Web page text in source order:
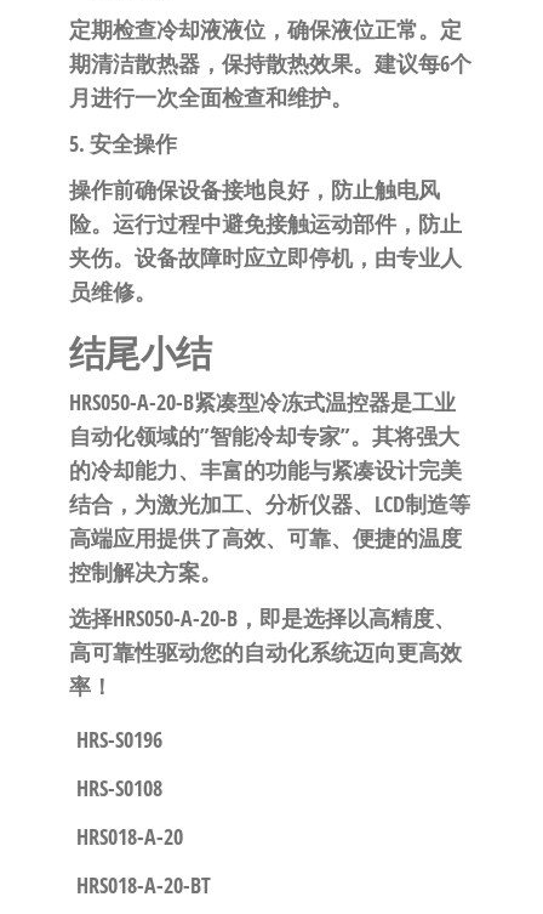
定期检查冷却液液位，确保液位正常。定
期清洁散热器，保持散热效果。建议每6个
月进行一次全面检查和维护。
5. 安全操作
操作前确保设备接地良好，防止触电风
险。运行过程中避免接触运动部件，防止
夹伤。设备故障时应立即停机，由专业人
员维修。
结尾小结
HRS050-A-20-B紧凑型冷冻式温控器是工业
自动化领域的”智能冷却专家”。其将强大
的冷却能力、丰富的功能与紧凑设计完美
结合，为激光加工、分析仪器、LCD制造等
高端应用提供了高效、可靠、便捷的温度
控制解决方案。
选择HRS050-A-20-B，即是选择以高精度、
高可靠性驱动您的自动化系统迈向更高效
率！
HRS-S0196
HRS-S0108
HRS018-A-20
HRS018-A-20-BT